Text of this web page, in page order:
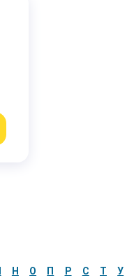
Н О П Р С Т У